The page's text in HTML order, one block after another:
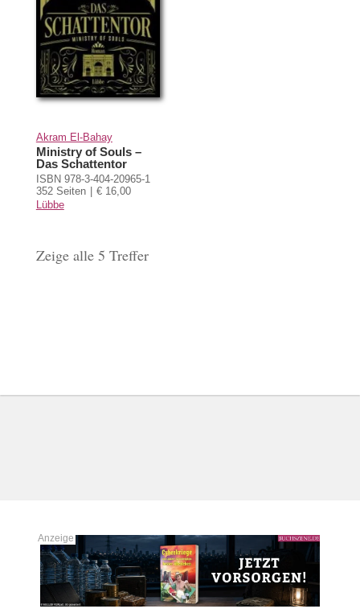
Akram El-Bahay
Ministry of Souls –
Das Schattentor
ISBN 978-3-404-20965-1
352 Seiten
€ 16,00
Lübbe
Zeige alle 5 Treffer